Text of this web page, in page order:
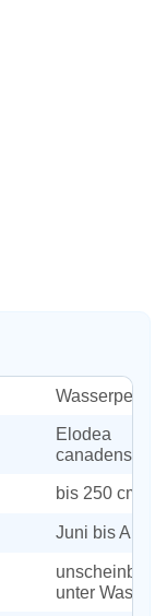
Wasserpest
Elodea
canadensis
bis 250 cm
Juni bis
unscheinbar
unter Wasser